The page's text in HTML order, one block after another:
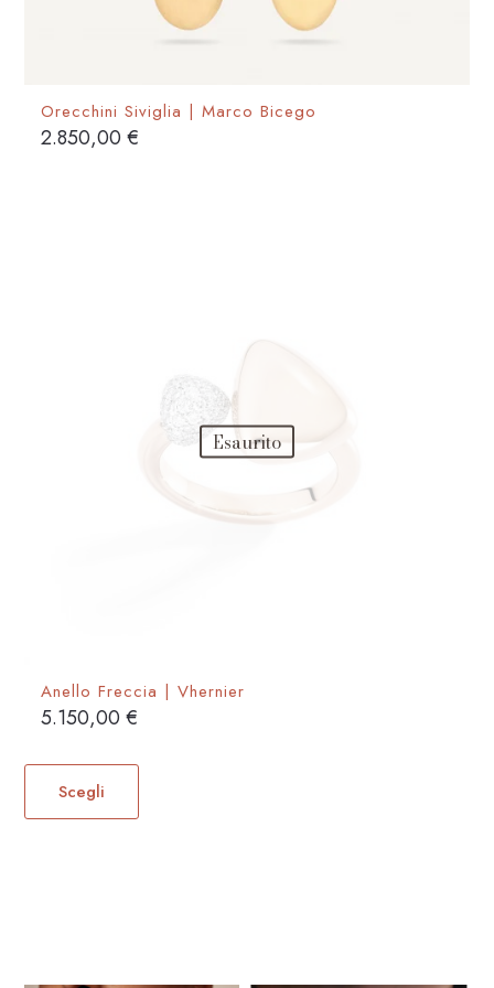
Orecchini Siviglia | Marco Bicego
2.850,00€
Esaurito
Anello Freccia | Vhernier
5.150,00€
Scegli
Questo
ha